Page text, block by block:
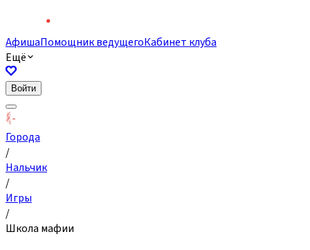
АфишаПомощник ведущегоКабинет клуба
Ещё
Войти
Города
/
Нальчик
/
Игры
/
Школа мафии